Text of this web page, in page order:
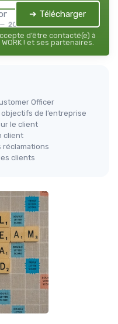
2026
➔ Télécharger
d’être contacté(e) à
! et ses partenaires.
Officer
de l’entreprise
le client
client
réclamations
clients